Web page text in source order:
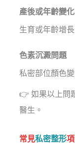
產後或年齡變化
生育或年齡增
色素沉澱問題
私密部位顏色
👉 如果以上問
醫生。
常見私密整形